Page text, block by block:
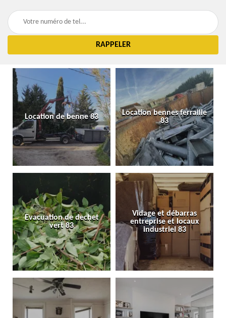
Location de benne 83
Location bennes ferraille
83
Evacuation de dechet
vert 83
Vidage et débarras
entreprise et locaux
industriel 83